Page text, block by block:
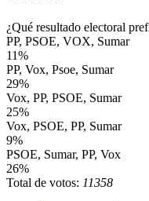
¿Qué resultado electoral
PP, PSOE, VOX, Sumar
11%
PP, Vox, Psoe, Sumar
29%
Vox, PP, PSOE, Sumar
25%
Vox, PSOE, PP, Sumar
9%
PSOE, Sumar, PP, Vox
26%
Total de votos: 11358